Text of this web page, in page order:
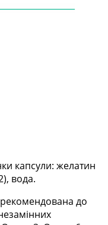
———————
капсули: желатин
вода.
рекомендована до